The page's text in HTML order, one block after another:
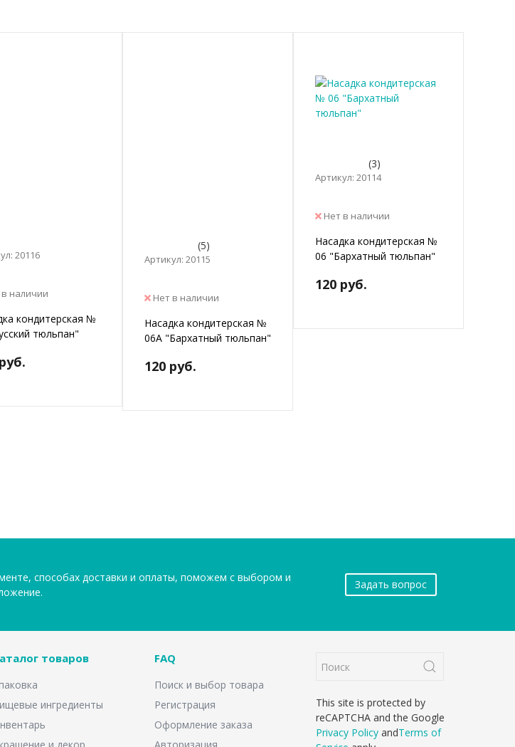
20116
наличии
кондитерская №
тюльпан"
(5)
Артикул: 20115
Нет в наличии
Насадка кондитерская №
06А "Бархатный тюльпан"
120 руб.
(3)
Артикул: 20114
Нет в наличии
Насадка кондитерская №
06 "Бархатный тюльпан"
120 руб.
способах доставки и оплаты, поможем с выбором и
Задать вопрос
товаров
ингредиенты
FAQ
Поиск и выбор товара
Регистрация
Оформление заказа
This site is protected by
reCAPTCHA and the Google
Privacy Policy andTerms of